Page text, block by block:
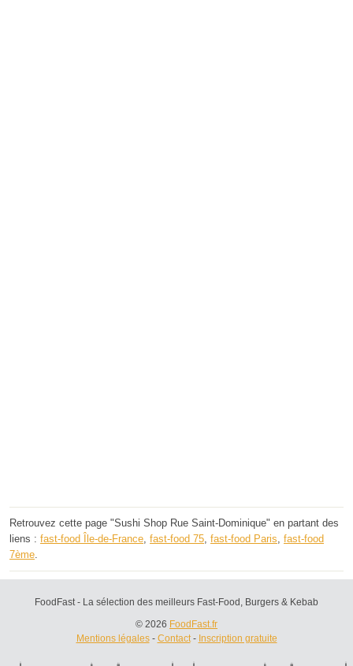
Retrouvez cette page "Sushi Shop Rue Saint-Dominique" en partant des
liens : fast-food Île-de-France fast-food 75 fast-food Paris fast-food
7ème
FoodFast - La sélection des meilleurs Fast-Food, Burgers & Kebab
© 2026 FoodFast.fr
Mentions légales- Contact- Inscription gratuite